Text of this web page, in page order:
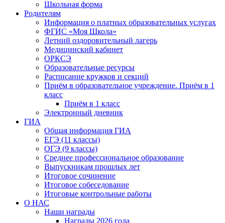
Школьная форма
Родителям
Информация о платных образовательных услугах
ФГИС «Моя Школа»
Летний оздоровительный лагерь
Медицинский кабинет
ОРКСЭ
Образовательные ресурсы
Расписание кружков и секций
Приём в образовательное учреждение. Приём в 1
класс
Приём в 1 класс
Электронный дневник
ГИА
Общая информация ГИА
ЕГЭ (11 классы)
ОГЭ (9 классы)
Среднее профессиональное образование
Выпускникам прошлых лет
Итоговое сочинение
Итоговое собеседование
Итоговые контрольные работы
О НАС
Наши награды
Награды 2026 года